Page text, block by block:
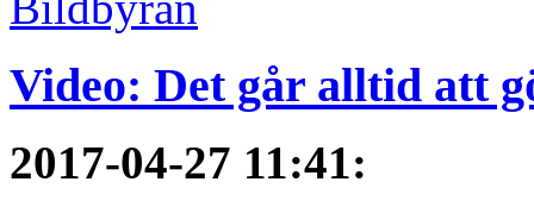
Video: Det går alltid att
2017-04-27 11:41: